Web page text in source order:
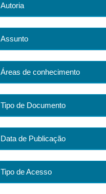
Autoria
Assunto
Áreas de conhecimento
Tipo de Documento
Data de Publicação
Tipo de Acesso